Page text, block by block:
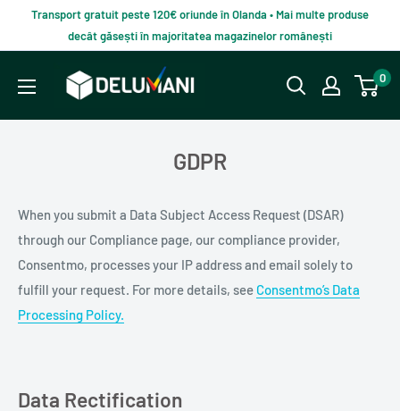
continut
Transport gratuit peste 120€ oriunde în Olanda • Mai multe produse
decât găsești în majoritatea magazinelor românești
Delumani
Magazin
0
GDPR
When you submit a Data Subject Access Request (DSAR)
through our Compliance page, our compliance provider,
Consentmo, processes your IP address and email solely to
fulfill your request. For more details, see Consentmo’s Data
Processing Policy.
Data Rectification